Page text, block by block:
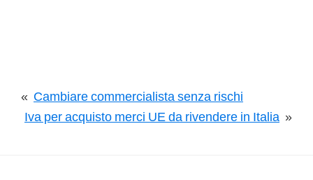
« Cambiare commercialista senza rischi
Iva per acquisto merci UE da rivendere in Italia »